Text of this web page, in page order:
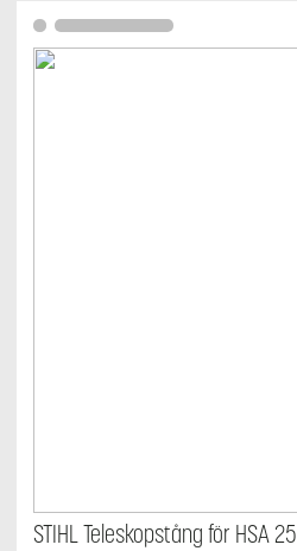
STIHL Teleskopstång för HSA 25